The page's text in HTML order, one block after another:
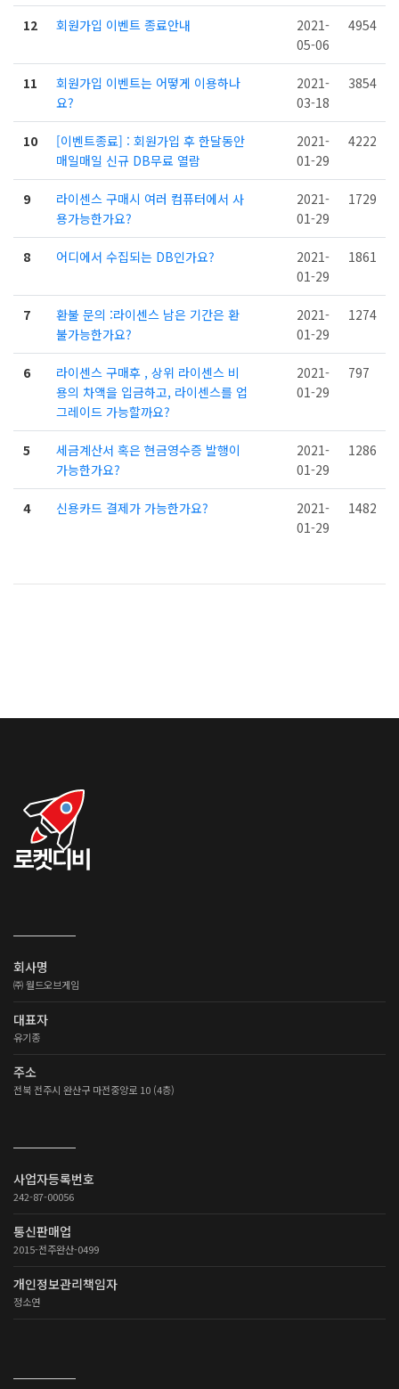
12 회원가입 이벤트 종료안내
2021-
05-06
4954
11
회원가입 이벤트는 어떻게 이용하나
요?
2021-
03-18
3854
10
[이벤트종료] : 회원가입 후 한달동안
매일매일 신규 DB무료 열람
2021-
01-29
4222
9
라이센스 구매시 여러 컴퓨터에서 사
용가능한가요?
2021-
01-29
1729
8 어디에서 수집되는 DB인가요?
2021-
01-29
1861
7
환불 문의 :라이센스 남은 기간은 환
불가능한가요?
2021-
01-29
1274
6
라이센스 구매후 , 상위 라이센스 비
용의 차액을 입금하고, 라이센스를 업
그레이드 가능할까요?
2021-
01-29
797
5
세금계산서 혹은 현금영수증 발행이
가능한가요?
2021-
01-29
1286
4 신용카드 결제가 가능한가요?
2021-
01-29
1482
회사명
㈜ 월드오브게임
대표자
유기종
주소
전북 전주시 완산구 마전중앙로 10 (4층)
사업자등록번호
242-87-00056
통신판매업
2015-전주완산-0499
개인정보관리책임자
정소연